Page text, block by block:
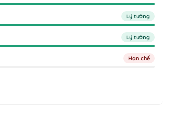
Lý tưởng
Lý tưởng
Hạn chế